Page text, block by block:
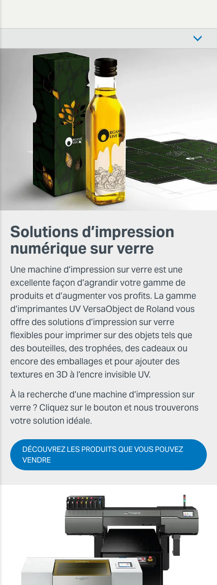
Solutions d’impression
numérique sur verre
Une machine d’impression sur verre est une
excellente façon d’agrandir votre gamme de
produits et d’augmenter vos profits. La gamme
d’imprimantes UV VersaObject de Roland vous
offre des solutions d’impression sur verre
flexibles pour imprimer sur des objets tels que
des bouteilles, des trophées, des cadeaux ou
encore des emballages et pour ajouter des
textures en 3D à l’encre invisible UV.
À la recherche d’une machine d’impression sur
verre ? Cliquez sur le bouton et nous trouverons
votre solution idéale.
DÉCOUVREZ LES PRODUITS QUE VOUS POUVEZ
VENDRE